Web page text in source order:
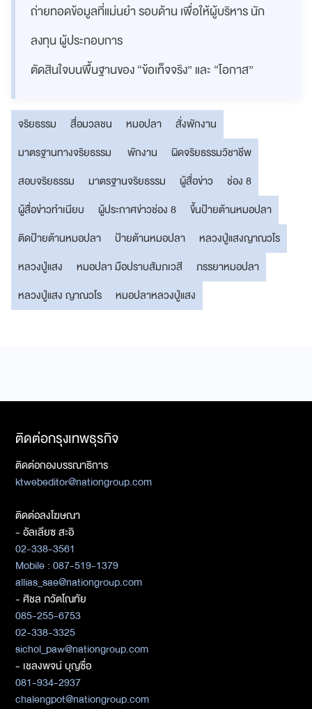
ถ่ายทอดข้อมูลที่แม่นยำ รอบด้าน เพื่อให้ผู้บริหาร นัก
ลงทุน ผู้ประกอบการ
ตัดสินใจบนพื้นฐานของ “ข้อเท็จจริง” และ “โอกาส”
จริยธรรม สื่อมวลชน หมอปลา
สั่งพักงาน
มาตรฐานทางจริยธรรม
พักงาน
ผิดจริยธรรมวิชาชีพ
สอบจริยธรรม
มาตรฐานจริยธรรม ผู้สื่อข่าว
ช่อง 8
ผู้สื่อข่าวทำเนียบ
ผู้ประกาศข่าวช่อง 8
ขึ้นป้ายต้านหมอปลา
ติดป้ายต้านหมอปลา
ป้ายต้านหมอปลา
หลวงปู่แสงญาณวโร
หลวงปู่แสง
หมอปลา มือปราบสัมภเวสี
ภรรยาหมอปลา
หลวงปู่แสง ญาณวโร
หมอปลาหลวงปู่แสง
ติดต่อกรุงเทพธุรกิจ
ติดต่อกองบรรณาธิการ
ktwebeditor@nationgroup.com
ติดต่อลงโฆษณา
- อัลเลียซ สะอิ
02-338-3561
Mobile : 087-519-1379
allias_sae@nationgroup.com
- ศิชล ภวัตโณทัย
085-255-6753
02-338-3325
sichol_paw@nationgroup.com
- เชลงพจน์ บุญซื่อ
081-934-2937
chalengpot@nationgroup.com